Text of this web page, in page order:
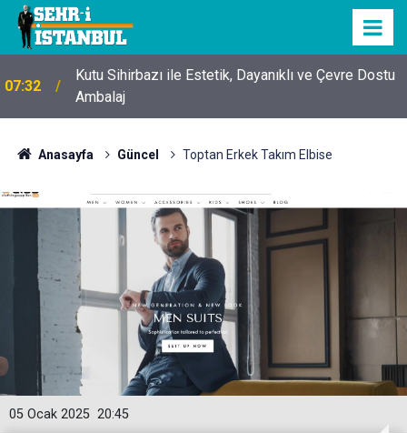
07:32
Kutu Sihirbazı ile Estetik, Dayanıklı ve Çevre Dostu
Ambalaj
Anasayfa Güncel Toptan Erkek Takım Elbise
20:45
05 Ocak 2025